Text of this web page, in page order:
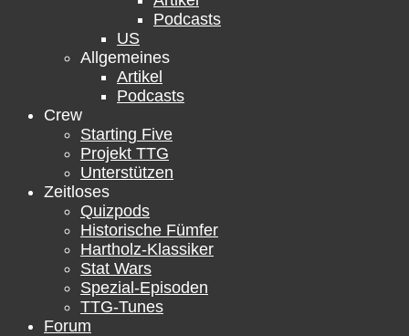
Podcasts
US
Allgemeines
Artikel
Podcasts
Crew
Starting Five
Projekt TTG
Unterstützen
Zeitloses
Quizpods
Historische Fümfer
Hartholz-Klassiker
Stat Wars
Spezial-Episoden
TTG-Tunes
Forum